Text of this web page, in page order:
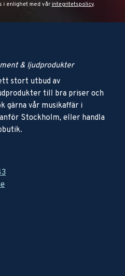
i enlighet med vår integritetspolicy.
& ljudprodukter
stort utbud av
till bra priser och
gärna vår musikaffär i
Stockholm, eller handla